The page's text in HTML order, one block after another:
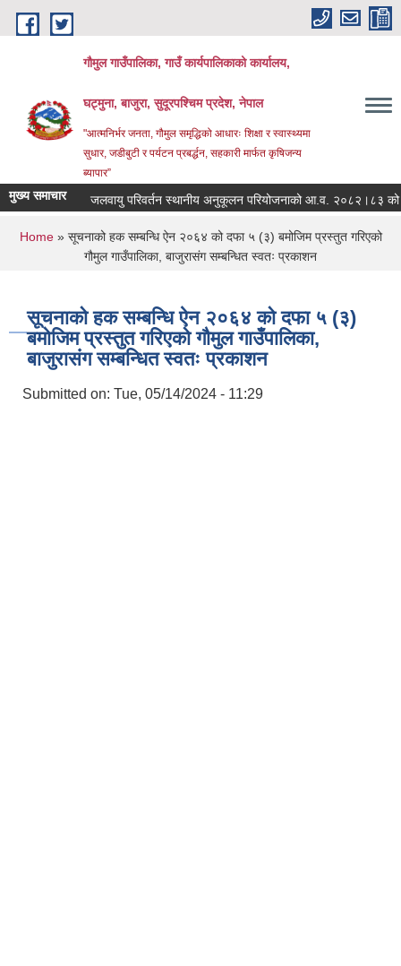
Skip to main content
गौमुल गाउँपालिका, गाउँ कार्यपालिकाको कार्यालय,
घट्मुना, बाजुरा, सुदूरपश्चिम प्रदेश, नेपाल
"आत्मनिर्भर जनता, गौमुल समृद्धिको आधारः शिक्षा र स्वास्थ्यमा
सुधार, जडीबुटी र पर्यटन प्रबर्द्धन, सहकारी मार्फत कृषिजन्य
ब्यापार”
मुख्य समाचार जलवायु परिवर्तन स्थानीय अनुकूलन परियोजनाको आ.व. २०८२।८३ को
You are here
Home» सूचनाको हक सम्बन्धि ऐन २०६४ को दफा ५ (३) बमोजिम प्रस्तुत गरिएको
गौमुल गाउँपालिका, बाजुरासंग सम्बन्धित स्वतः प्रकाशन
सूचनाको हक सम्बन्धि ऐन २०६४ को दफा ५ (३)
बमोजिम प्रस्तुत गरिएको गौमुल गाउँपालिका,
बाजुरासंग सम्बन्धित स्वतः प्रकाशन
Submitted on: Tue, 05/14/2024 - 11:29